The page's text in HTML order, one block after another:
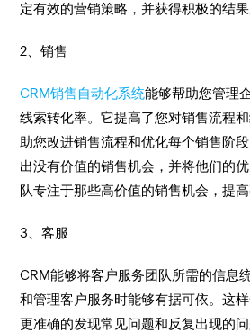
定有效的营销策略，并获得积极的结果
2、销售
CRM销售自动化系统能够帮助您管理
线索转化率。它提高了您对销售流程
助您改进销售流程和优化每个销售阶
出没有价值的销售机会，并将他们的
队专注于那些高价值的销售机会，提高
3、客服
CRM能够将客户服务团队所需的信息
和管理客户服务时能够有据可依。这
更准确的发现常见问题和反复出现的